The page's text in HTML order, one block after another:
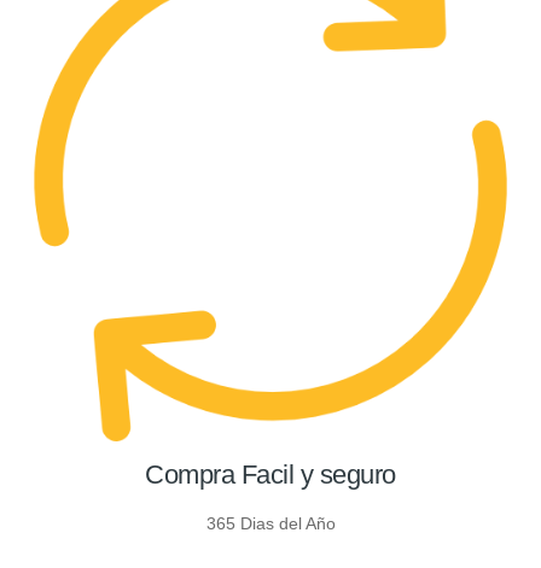
Compra Facil y seguro
365 Dias del Año